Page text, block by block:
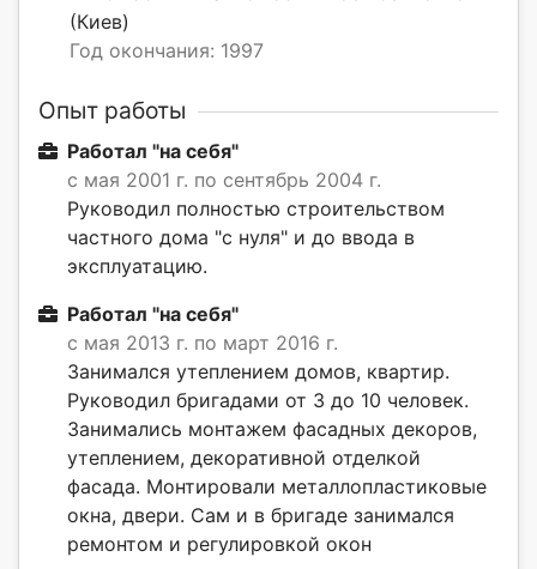
(Киев)
Год окончания: 1997
Опыт работы
Работал "на себя"
с мая 2001 г. по сентябрь 2004 г.
Руководил полностью строительством
частного дома "с нуля" и до ввода в
эксплуатацию.
Работал "на себя"
с мая 2013 г. по март 2016 г.
Занимался утеплением домов, квартир.
Руководил бригадами от 3 до 10 человек.
Занимались монтажем фасадных декоров,
утеплением, декоративной отделкой
фасада. Монтировали металлопластиковые
окна, двери. Сам и в бригаде занимался
ремонтом и регулировкой окон